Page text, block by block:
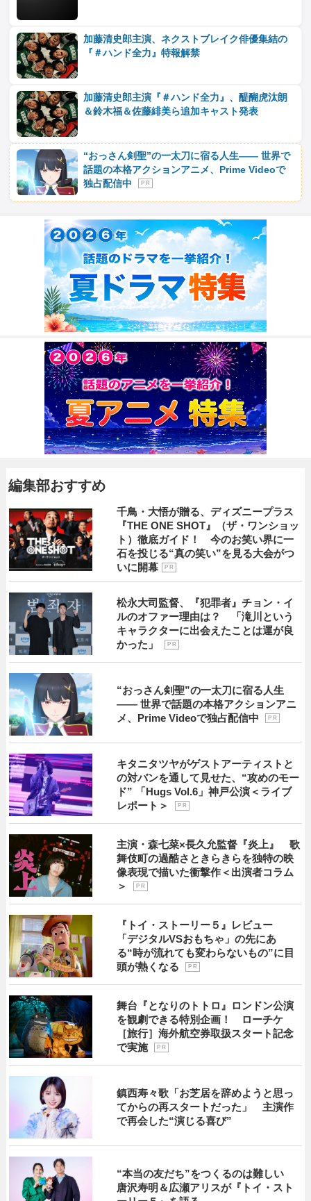
加藤清史郎主演、ネクストブレイク俳優集結の
『＃ハンド全力』特報解禁
加藤清史郎主演『＃ハンド全力』、醍醐虎汰朗
＆鈴木福＆佐藤緋美ら追加キャスト発表
“おっさん剣聖”の一太刀に宿る人生―― 世界で
話題の本格アクションアニメ、Prime Videoで
独占配信中
P R
編集部おすすめ
千鳥・大悟が贈る、ディズニープラス
『THE ONE SHOT』（ザ・ワンショッ
ト）徹底ガイド！ 今のお笑い界に一
石を投じる“真の笑い”を見る大会がつ
いに開幕
P R
松永大司監督、『犯罪者』チョン・イ
ルのオファー理由は？ 「滝川という
キャラクターに出会えたことは運が良
かった」
P R
“おっさん剣聖”の一太刀に宿る人生
―― 世界で話題の本格アクションアニ
メ、Prime Videoで独占配信中
P R
キタニタツヤがゲストアーティストと
の対バンを通して見せた、“攻めのモー
ド” 「Hugs Vol.6」神戸公演＜ライブ
レポート＞
P R
主演・森七菜×長久允監督『炎上』 歌
舞伎町の過酷さときらきらを独特の映
像表現で描いた衝撃作＜出演者コラム
＞
P R
『トイ・ストーリー５』レビュー
「デジタルVSおもちゃ」の先にあ
る“時が流れても変わらないもの”に目
頭が熱くなる
P R
舞台『となりのトトロ』ロンドン公演
を観劇できる特別企画！ ローチケ
［旅行］海外航空券取扱スタート記念
で実施
P R
鎮西寿々歌「お芝居を辞めようと思っ
てからの再スタートだった」 主演作
で再会した“演じる喜び”
“本当の友だち”をつくるのは難しい
唐沢寿明＆広瀬アリスが『トイ・スト